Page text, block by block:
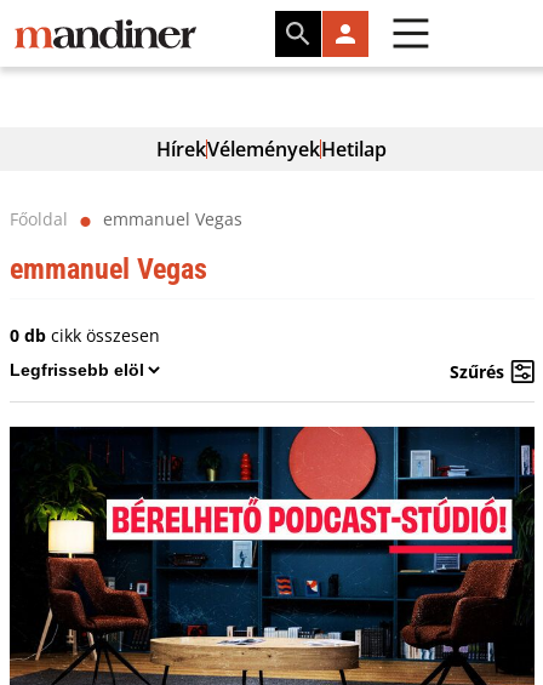
HírekVéleményekHetilap
Főoldal ⬤ emmanuel Vegas
emmanuel Vegas
0 dbcikk összesen
Szűrés